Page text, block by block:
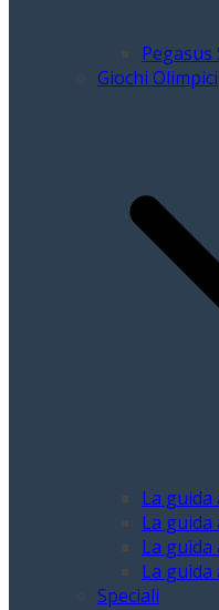
Pegasus
Giochi Olimpici
La guida
La guida
La guida
La guida
Speciali